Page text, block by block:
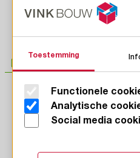
Toestemming
Functionele
Analytische
Social media